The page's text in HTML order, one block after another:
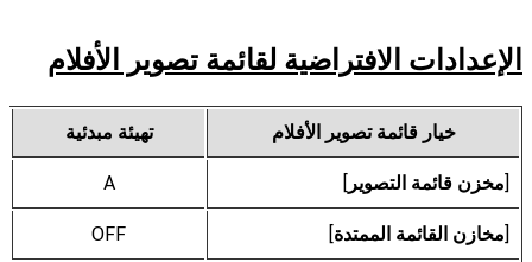
الإعدادات الافتراضية لقائمة تصوير الأفلام
خيار قائمة تصوير الأفلام تهيئة مبدئية
[مخزن قائمة التصوير ]
A
[مخازن القائمة الممتدة]
OFF